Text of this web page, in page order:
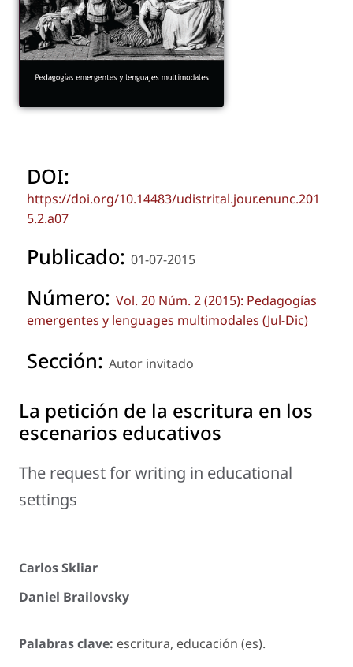
DOI:
https://doi.org/10.14483/udistrital.jour.enunc.201
5.2.a07
Publicado: 01-07-2015
Número: Vol. 20 Núm. 2 (2015): Pedagogías
emergentes y lenguages multimodales (Jul-Dic)
Sección: Autor invitado
La petición de la escritura en los
escenarios educativos
The request for writing in educational
settings
Carlos Skliar
Daniel Brailovsky
Palabras clave: escritura, educación (es).